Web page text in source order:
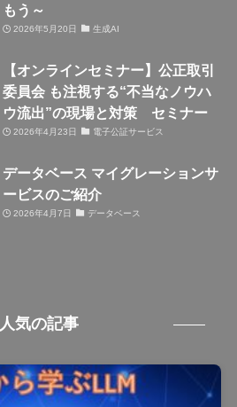
もう～
2026年5月20日 生成AI
【オンラインセミナー】公正取引
委員会 も注視する“不当なノウハ
ウ流出”の現場と対策 セミナー
2026年4月23日 電子公証サービス
データベース マイグレーションサ
ービスのご紹介
2026年4月7日 データベース
人気の記事